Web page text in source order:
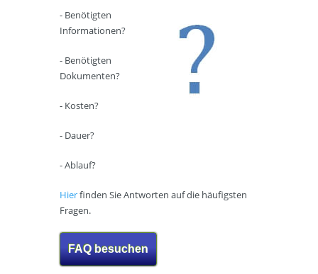
- Benötigten
Informationen?
- Benötigten
Dokumenten?
- Kosten?
- Dauer?
- Ablauf?
Hierfinden Sie Antworten auf die häufigsten
Fragen.
FAQ besuchen